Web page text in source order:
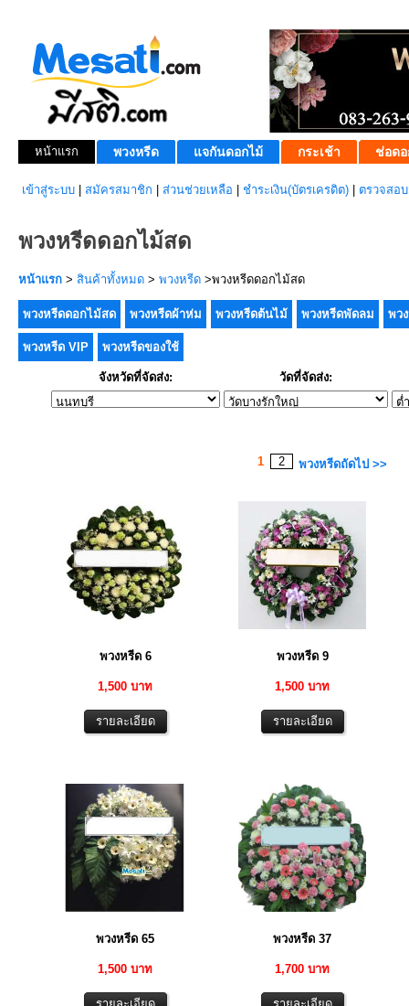
หน้าแรก พวงหรีด แจกันดอกไม้ กระเช้า ช่อดอ
เข้าสู่ระบบ สมัครสมาชิก ส่วนช่วยเหลือ ชำระเงิน(บัตรเครดิต) ตรวจสอ
พวงหรีดดอกไม้สด
หน้าแรก > สินค้าทั้งหมด > พวงหรีด >พวงหรีดดอกไม้สด
พวงหรีดดอกไม้สด พวงหรีดผ้าห่ม พวงหรีดต้นไม้ พวงหรีดพัดลม พว
พวงหรีด VIP พวงหรีดของใช้
จังหวัดที่จัดส่ง: วัดที่จัดส่ง:
1 2 พวงหรีดถัดไป >>
พวงหรีด 6
1,500 บาท
พวงหรีด 9
1,500 บาท
พวงหรีด 65
1,500 บาท
พวงหรีด 37
1,700 บาท